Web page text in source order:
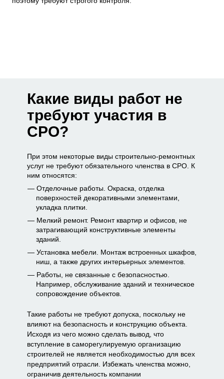
Какие виды работ не
требуют участия в
СРО?
При этом некоторые виды строительно-ремонтных
услуг не требуют обязательного членства в СРО. К
ним относятся:
Отделочные работы. Окраска, отделка
поверхностей декоративными элементами,
укладка плитки.
Мелкий ремонт. Ремонт квартир и офисов, не
затрагивающий конструктивные элементы
зданий.
Установка мебели. Монтаж встроенных шкафов,
ниш, а также других интерьерных элементов.
Работы, не связанные с безопасностью.
Например, обслуживание зданий и техническое
сопровождение объектов.
Такие работы не требуют допуска, поскольку не
влияют на безопасность и конструкцию объекта.
Исходя из чего можно сделать вывод, что
вступление в саморегулируемую организацию
строителей не является необходимостью для всех
предприятий отрасли. Избежать членства можно,
ограничив деятельность компании